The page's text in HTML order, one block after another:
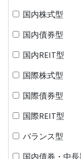
国内株式型
国内債券型
国内REIT型
国際株式型
国際債券型
国際REIT型
バランス型
国内債券・中